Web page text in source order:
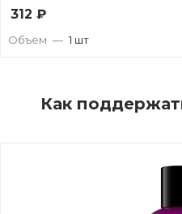
312 ₽
Объем — 1 шт
Как